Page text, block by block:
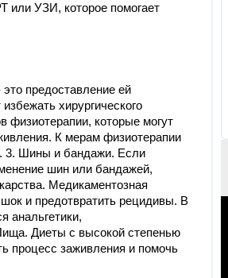
или УЗИ, которое помогает
предоставление ей
хирургического
физиотерапии, которые могут
К мерам физиотерапии
3. Шины и бандажи. Если
шин или бандажей,
Медикаментозная
и предотвратить рецидивы. В
анальгетики,
Диеты с высокой степенью
процесс заживления и помочь